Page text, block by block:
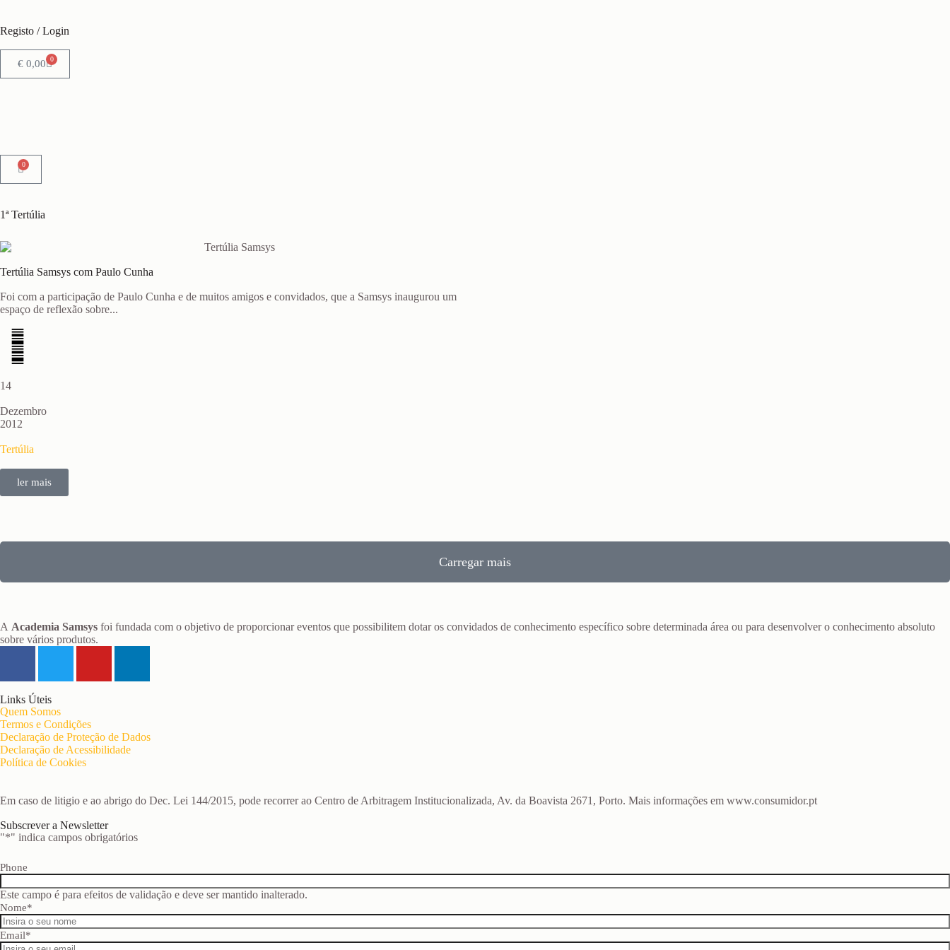
Registo / Login
€ 0,00 0
0
1ª Tertúlia
Tertúlia Samsys com Paulo Cunha
Foi com a participação de Paulo Cunha e de muitos amigos e convidados, que a Samsys inaugurou um
espaço de reflexão sobre...
14
Dezembro
2012
Tertúlia
ler mais
Carregar mais
A Academia Samsys foi fundada com o objetivo de proporcionar eventos que possibilitem dotar os convidados de conhecimento específico sobre determinada área ou para desenvolver o conhecimento absoluto
sobre vários produtos.
Links Úteis
Quem Somos
Termos e Condições
Declaração de Proteção de Dados
Declaração de Acessibilidade
Política de Cookies
Em caso de litigio e ao abrigo do Dec. Lei 144/2015, pode recorrer ao Centro de Arbitragem Institucionalizada, Av. da Boavista 2671, Porto. Mais informações em www.consumidor.pt
Subscrever a Newsletter
"*" indica campos obrigatórios
Phone
Este campo é para efeitos de validação e deve ser mantido inalterado.
Nome*
Email*